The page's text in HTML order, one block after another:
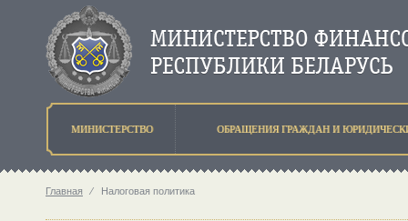
МИНИСТЕРСТВО ОБРАЩЕНИЯ ГРАЖДАН И
Главная ⁄ Налоговая политика